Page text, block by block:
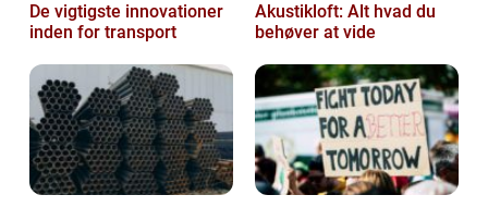
De vigtigste innovationer
inden for transport
Akustikloft: Alt hvad du
behøver at vide